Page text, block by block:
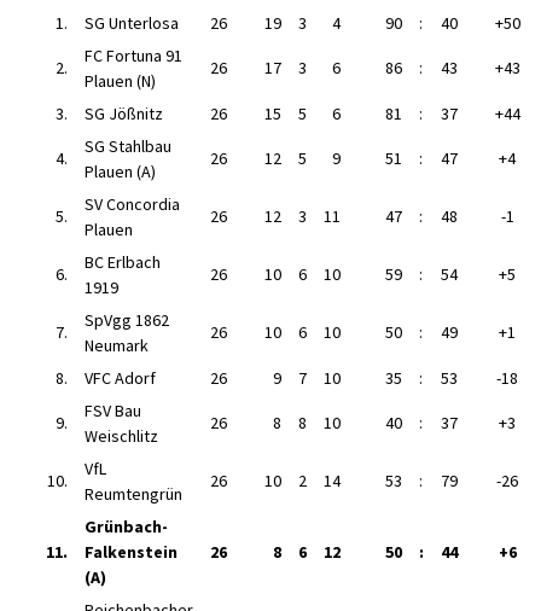
1. SG Unterlosa 26 19 3 4 90 : 40 +50
2.
FC Fortuna 91
Plauen (N)
26 17 3 6 86 : 43 +43
3. SG Jößnitz 26 15 5 6 81 : 37 +44
4.
SG Stahlbau
Plauen (A)
26 12 5 9 51 : 47 +4
5.
SV Concordia
Plauen
26 12 3 11 47 : 48 -1
6.
BC Erlbach
1919
26 10 6 10 59 : 54 +5
7.
SpVgg 1862
Neumark
26 10 6 10 50 : 49 +1
8. VFC Adorf 26 9 7 10 35 : 53 -18
9.
FSV Bau
Weischlitz
26 8 8 10 40 : 37 +3
10.
VfL
Reumtengrün
26 10 2 14 53 : 79 -26
11.
Grünbach-
Falkenstein
(A)
26 8 6 12 50 : 44 +6